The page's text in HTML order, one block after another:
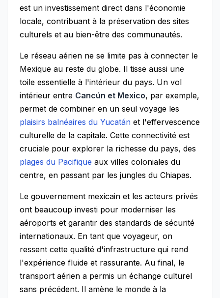
est un investissement direct dans l'économie
locale, contribuant à la préservation des sites
culturels et au bien-être des communautés.
Le réseau aérien ne se limite pas à connecter le
Mexique au reste du globe. Il tisse aussi une
toile essentielle à l'intérieur du pays. Un vol
intérieur entre Cancún et Mexico, par exemple,
permet de combiner en un seul voyage les
plaisirs balnéaires du Yucatán et l'effervescence
culturelle de la capitale. Cette connectivité est
cruciale pour explorer la richesse du pays, des
plages du Pacifique aux villes coloniales du
centre, en passant par les jungles du Chiapas.
Le gouvernement mexicain et les acteurs privés
ont beaucoup investi pour moderniser les
aéroports et garantir des standards de sécurité
internationaux. En tant que voyageur, on
ressent cette qualité d'infrastructure qui rend
l'expérience fluide et rassurante. Au final, le
transport aérien a permis un échange culturel
sans précédent. Il amène le monde à la